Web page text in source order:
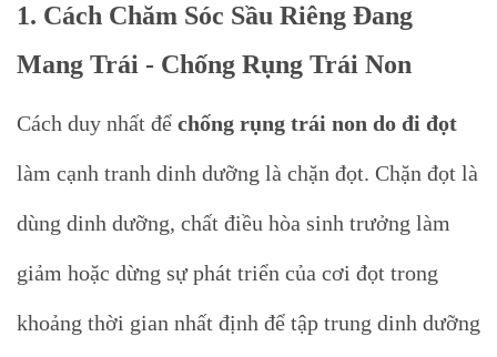
1. Cách Chăm Sóc Sầu Riêng Đang
Mang Trái - Chống Rụng Trái Non
Cách duy nhất để chống rụng trái non do đi đọt
làm cạnh tranh dinh dưỡng là chặn đọt. Chặn đọt là
dùng dinh dưỡng, chất điều hòa sinh trưởng làm
giảm hoặc dừng sự phát triển của cơi đọt trong
khoảng thời gian nhất định để tập trung dinh dưỡng